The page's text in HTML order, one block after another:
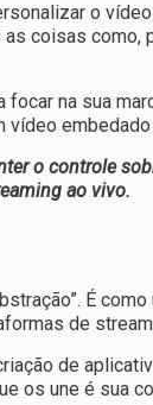
o
coisas como,
focar na sua
vídeo
o controle
ao vivo.
É
de
de
os une é sua